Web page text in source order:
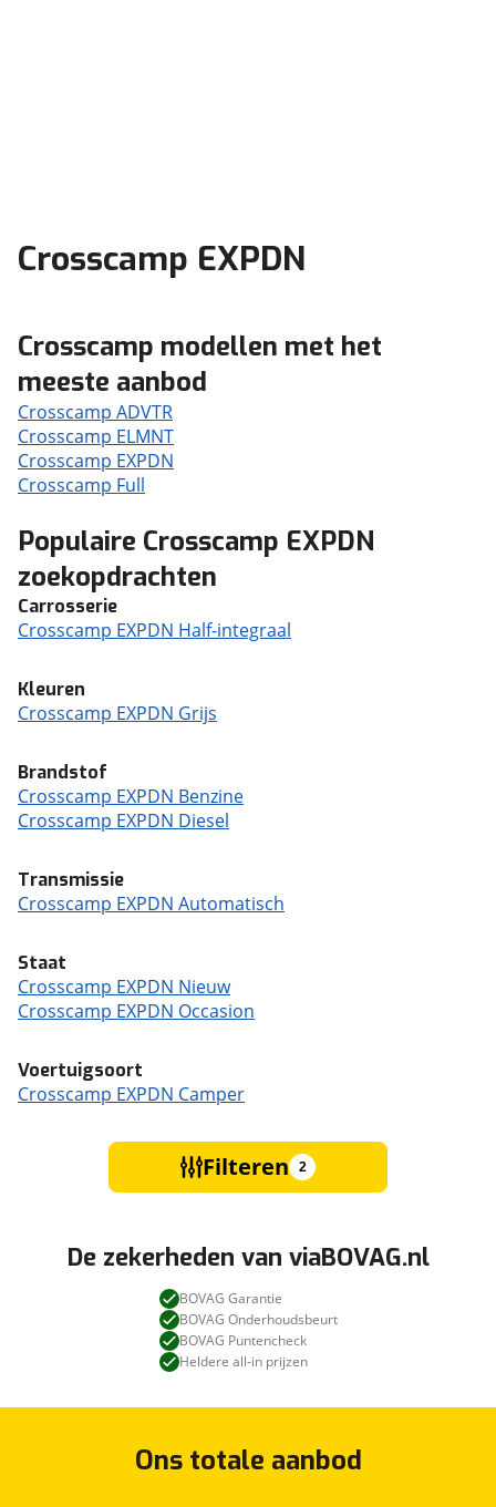
Crosscamp EXPDN
Crosscamp modellen met het
meeste aanbod
Crosscamp ADVTR
Crosscamp ELMNT
Crosscamp EXPDN
Crosscamp Full
Populaire Crosscamp EXPDN
zoekopdrachten
Carrosserie
Crosscamp EXPDN Half-integraal
Kleuren
Crosscamp EXPDN Grijs
Brandstof
Crosscamp EXPDN Benzine
Crosscamp EXPDN Diesel
Transmissie
Crosscamp EXPDN Automatisch
Staat
Crosscamp EXPDN Nieuw
Crosscamp EXPDN Occasion
Voertuigsoort
Crosscamp EXPDN Camper
Filteren 2
De zekerheden van viaBOVAG.nl
BOVAG Garantie
BOVAG Onderhoudsbeurt
BOVAG Puntencheck
Heldere all-in prijzen
Ons totale aanbod